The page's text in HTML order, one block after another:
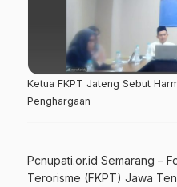
Ketua FKPT Jateng Sebut
Penghargaan
Pcnupati.or.id Semarang –
Terorisme (FKPT) Jawa